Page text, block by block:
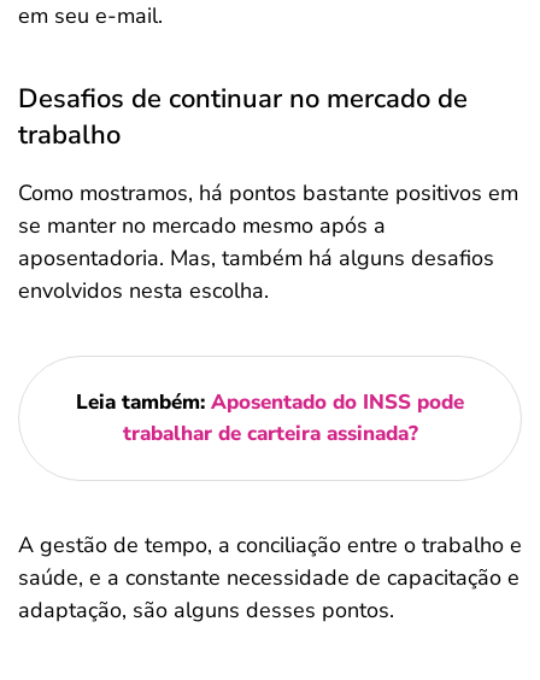
em seu e-mail.
Desafios de continuar no mercado de
trabalho
Como mostramos, há pontos bastante positivos em
se manter no mercado mesmo após a
aposentadoria. Mas, também há alguns desafios
envolvidos nesta escolha.
Leia também: Aposentado do INSS pode
trabalhar de carteira assinada?
A gestão de tempo, a conciliação entre o trabalho e
saúde, e a constante necessidade de capacitação e
adaptação, são alguns desses pontos.